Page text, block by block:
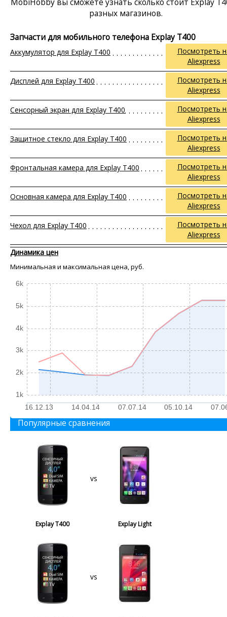
разных магазинов.
Запчасти для мобильного телефона Explay T400
Аккумулятор для Explay T400
Посмотреть
Aliexpress
Дисплей для Explay T400
Посмотреть
Aliexpress
Сенсорный экран для Explay T400
Посмотреть
Aliexpress
Защитное стекло для Explay T400
Посмотреть
Aliexpress
Фронтальная камера для Explay T400
Посмотреть
Aliexpress
Основная камера для Explay T400
Посмотреть
Aliexpress
Чехол для Explay T400
Посмотреть
Aliexpress
Динамика цен
Минимальная и максимальная цена, руб.
16.12.13 14.04.14 07.07.14 05.10.14
1k
2k
3k
4k
5k
6k
Популярные сравнения
Explay T400
vs
Explay Light
vs